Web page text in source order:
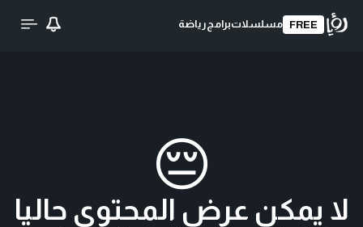
FREE مسلسلاتبرامج رياضة
😔
لا يمكن عرض المحتوى حاليا